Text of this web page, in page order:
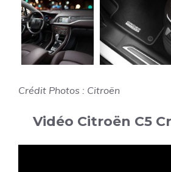
Crédit Photos : Citroën
Vidéo Citroën C5